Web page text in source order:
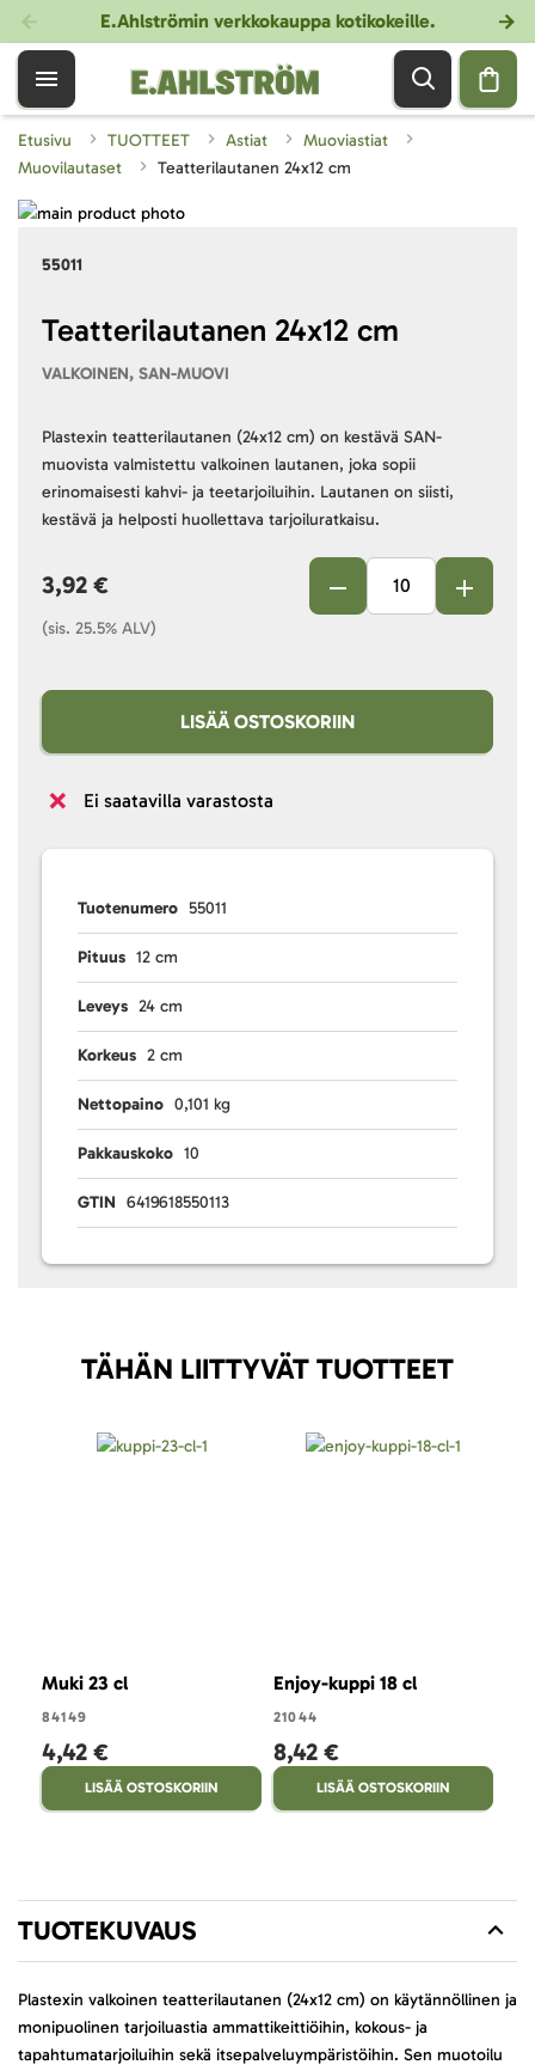
E.Ahlströmin verkkokauppa kotikokeille.
Etusivu TUOTTEET Astiat
Muoviastiat
Muovilautaset
Teatterilautanen 24x12 cm
55011
Teatterilautanen 24x12 cm
VALKOINEN, SAN-MUOVI
Plastexin teatterilautanen (24x12 cm) on kestävä SAN-
muovista valmistettu valkoinen lautanen, joka sopii
erinomaisesti kahvi- ja teetarjoiluihin. Lautanen on siisti,
kestävä ja helposti huollettava tarjoiluratkaisu.
3,92 €
(sis. 25.5% ALV)
LISÄÄ OSTOSKORIIN
Ei saatavilla varastosta
Tuotenumero 55011
Pituus 12 cm
Leveys 24 cm
Korkeus 2 cm
Nettopaino 0,101 kg
Pakkauskoko 10
GTIN 6419618550113
Skip
images
beginning
gallery
TÄHÄN LIITTYVÄT TUOTTEET
Muki 23 cl
84149
4,42 €
LISÄÄ OSTOSKORIIN
Enjoy-kuppi 18 cl
21044
8,42 €
LISÄÄ OSTOSKORIIN
TUOTEKUVAUS
Plastexin valkoinen teatterilautanen (24x12 cm) on käytännöllinen ja
monipuolinen tarjoiluastia ammattikeittiöihin, kokous- ja
tapahtumatarjoiluihin sekä itsepalveluympäristöihin. Sen muotoilu